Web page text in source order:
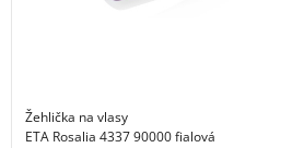
Žehlička na vlasy
ETA Rosalia 4337 90000 fialová